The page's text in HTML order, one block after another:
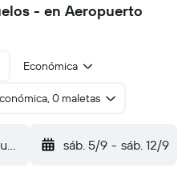
- en Aeropuerto
Económica
0 maletas
Punta Gorda (PND) sáb. 5/9 - sáb. 12/9